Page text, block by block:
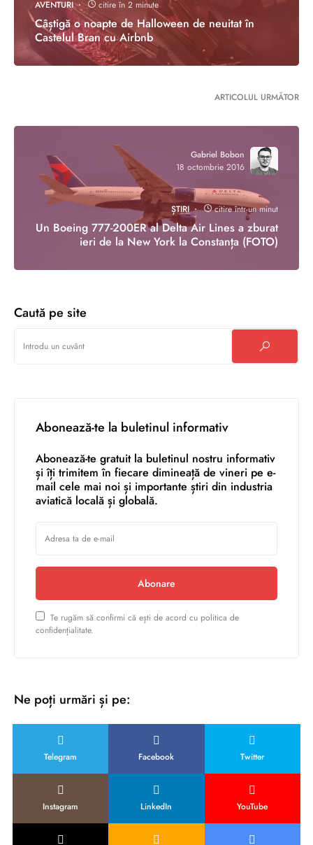
AVENTURI citire în 2 minute
Câștigă o noapte de Halloween de neuitat în
Castelul Bran cu Airbnb
ARTICOLUL URMĂTOR
Gabriel Bobon
18 octombrie 2016
ȘTIRI citire într-un minut
Un Boeing 777-200ER al Delta Air Lines a zburat
ieri de la New York la Constanța (FOTO)
Caută pe site
Abonează-te la buletinul informativ
Abonează-te gratuit la buletinul nostru informativ
și îți trimitem în fiecare dimineață de vineri pe e-
mail cele mai noi și importante știri din industria
aviatică locală și globală.
Abonare
Te rugăm să confirmi că ești de acord cu politica de
confidențialitate.
Ne poți urmări și pe:
Telegram Facebook Twitter
Instagram LinkedIn YouTube